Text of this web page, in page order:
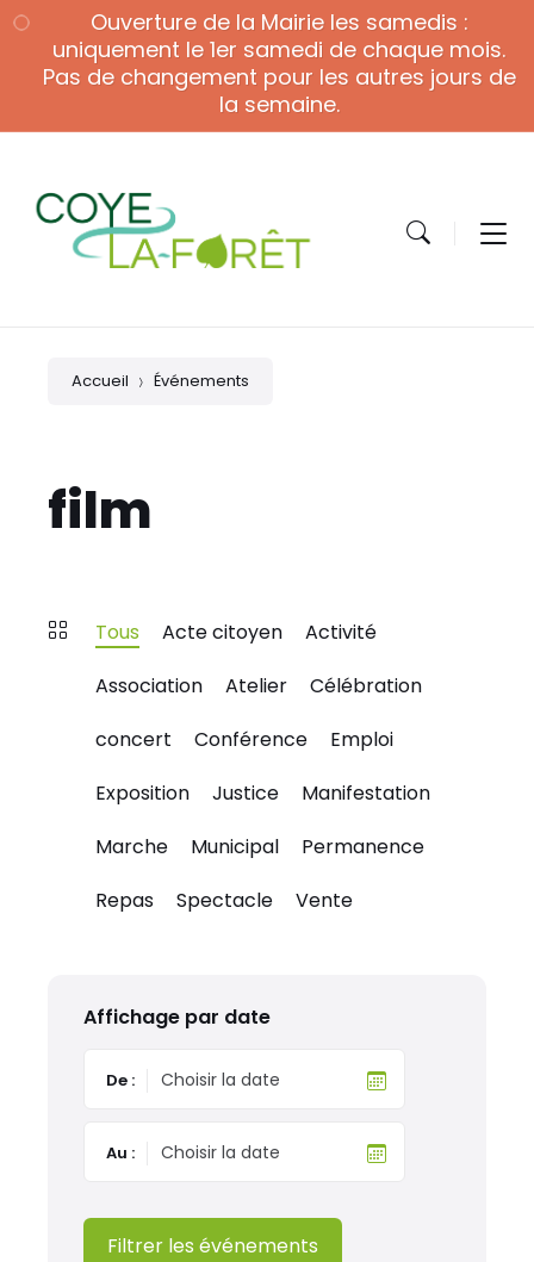
to
content
to
navigation
to
footer
Ouverture de la Mairie les samedis :
uniquement le 1er samedi de chaque mois.
Pas de changement pour les autres jours de
la semaine.
Accueil Événements
film
Tous Acte citoyen
Activité
Association
Atelier
Célébration
concert
Conférence
Emploi
Exposition
Justice
Manifestation
Marche
Municipal
Permanence
Repas
Spectacle Vente
Affichage par date
De :
Au :
Filtrer les événements